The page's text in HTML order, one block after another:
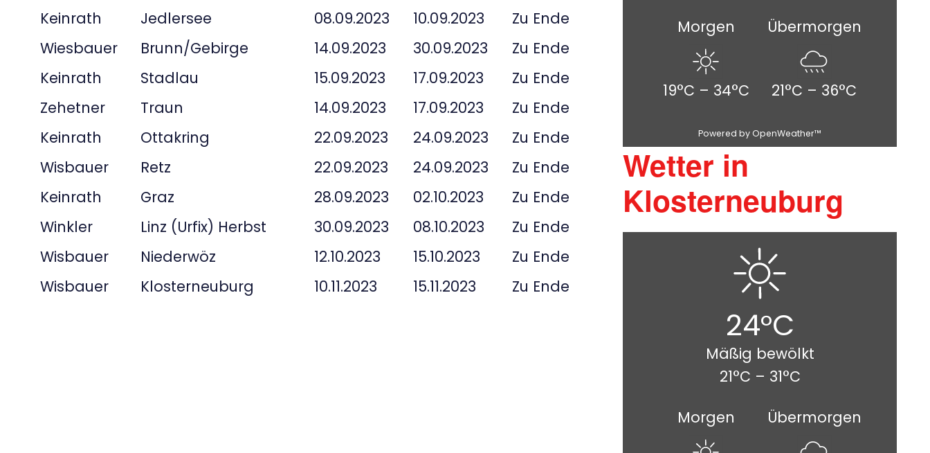
Keinrath
Jedlersee 08.09.2023 10.09.2023
Zu Ende
Wiesbauer
Brunn/Gebirge 14.09.2023 30.09.2023
Zu Ende
Keinrath
Stadlau 15.09.2023 17.09.2023
Zu Ende
Zehetner
Traun 14.09.2023 17.09.2023
Zu Ende
Keinrath
Ottakring 22.09.2023 24.09.2023
Zu Ende
Wisbauer
Retz 22.09.2023 24.09.2023
Zu Ende
Keinrath
Graz 28.09.2023 02.10.2023
Zu Ende
Winkler
Linz (Urfix) Herbst 30.09.2023 08.10.2023
Zu Ende
Wisbauer
Niederwöz 12.10.2023 15.10.2023
Zu Ende
Wisbauer
Klosterneuburg 10.11.2023 15.11.2023 Zu Ende
Morgen
19°C – 34°C
Übermorgen
21°C – 36°C
Powered by OpenWeather™
Wetter in
Klosterneuburg
24°C
Mäßig bewölkt
21°C – 31°C
Morgen Übermorgen